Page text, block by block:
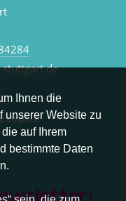
Ihnen die
unserer Website zu
auf Ihrem
bestimmte Daten